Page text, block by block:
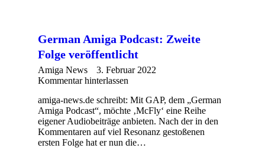
German Amiga Podcast: Zweite
Folge veröffentlicht
Amiga News
3. Februar 2022
Kommentar hinterlassen
amiga-news.de schreibt: Mit GAP, dem „German
Amiga Podcast“, möchte ‚McFly‘ eine Reihe
eigener Audiobeiträge anbieten. Nach der in den
Kommentaren auf viel Resonanz gestoßenen
ersten Folge hat er nun die…